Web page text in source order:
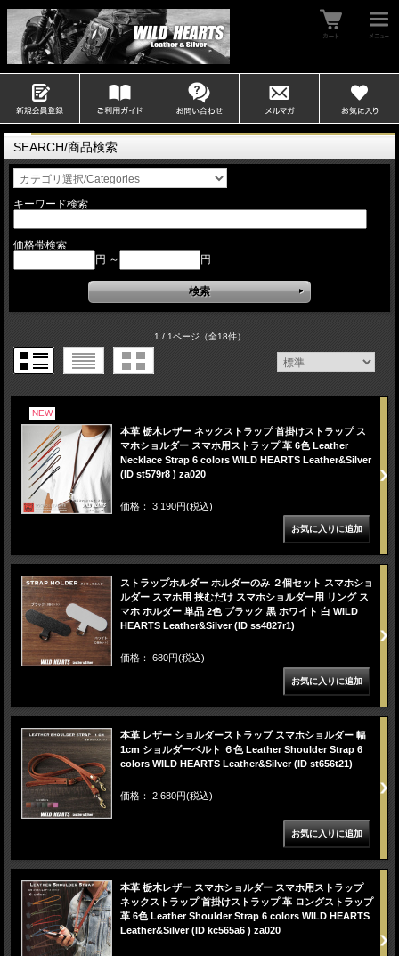
SEARCH/商品検索
キーワード検索
価格帯検索
円 ～
円
1 / 1ページ（全18件）
NEW
本革 栃木レザー ネックストラップ 首掛けストラップ ス
マホショルダー スマホ用ストラップ 革 6色 Leather
Necklace Strap 6 colors WILD HEARTS Leather&Silver
(ID st579r8 ) za020
価格： 3,190円(税込)
ストラップホルダー ホルダーのみ ２個セット スマホショ
ルダー スマホ用 挟むだけ スマホショルダー用 リング ス
マホ ホルダー 単品 2色 ブラック 黒 ホワイト 白 WILD
HEARTS Leather&Silver (ID ss4827r1)
価格： 680円(税込)
本革 レザー ショルダーストラップ スマホショルダー 幅
1cm ショルダーベルト ６色 Leather Shoulder Strap 6
colors WILD HEARTS Leather&Silver (ID st656t21)
価格： 2,680円(税込)
本革 栃木レザー スマホショルダー スマホ用ストラップ
ネックストラップ 首掛けストラップ 革 ロングストラップ
革 6色 Leather Shoulder Strap 6 colors WILD HEARTS
Leather&Silver (ID kc565a6 ) za020